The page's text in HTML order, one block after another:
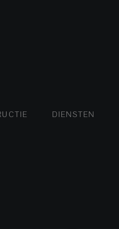
VILLA'S LUXE
NIEUWE FLATS EN
DIENSTEN